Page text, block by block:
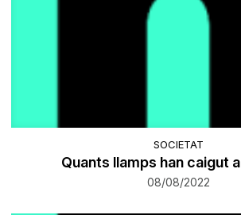
SOCIETAT
Quants llamps han caigut
08/08/2022